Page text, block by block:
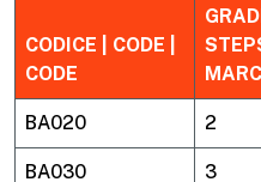
CODICE | CODE |
CODE
BA020 2
BA030 3